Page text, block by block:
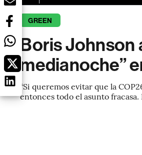
GREEN
Boris Johnson
medianoche”
“Si queremos evitar que la
entonces todo el asunto